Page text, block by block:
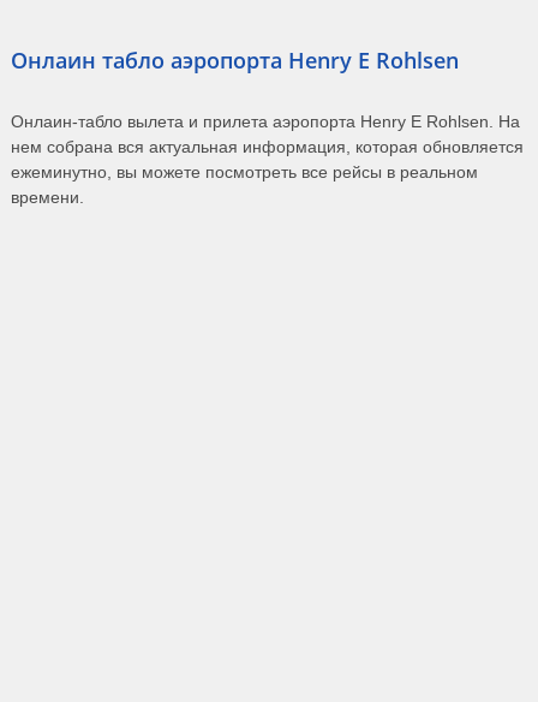
Онлаин табло аэропорта Henry E Rohlsen
Онлаин-табло вылета и прилета аэропорта Henry E Rohlsen. На
нем собрана вся актуальная информация, которая обновляется
ежеминутно, вы можете посмотреть все рейсы в реальном
времени.